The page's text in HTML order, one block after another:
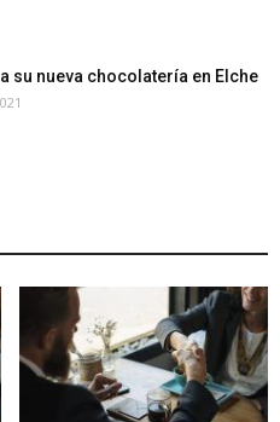
su nueva chocolatería en Elche